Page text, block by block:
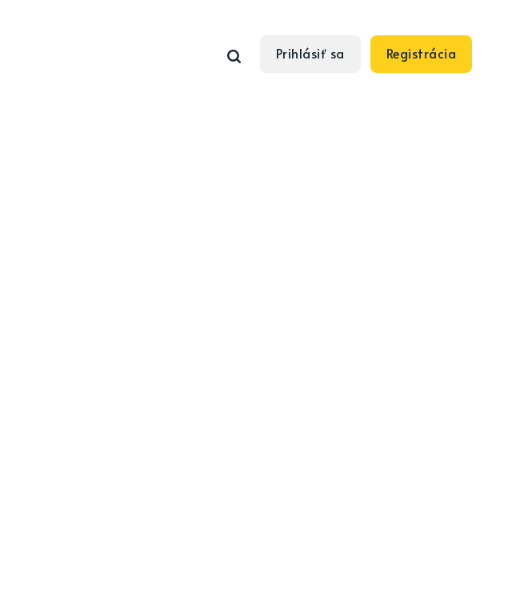
Prihlásiť sa Registrácia